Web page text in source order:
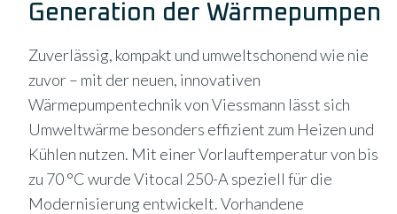
Generation der Wärmepumpen
Zuverlässig, kompakt und umweltschonend wie nie
zuvor – mit der neuen, innovativen
Wärmepumpentechnik von Viessmann lässt sich
Umweltwärme besonders effizient zum Heizen und
Kühlen nutzen. Mit einer Vorlauftemperatur von bis
zu 70 °C wurde Vitocal 250-A speziell für die
Modernisierung entwickelt. Vorhandene